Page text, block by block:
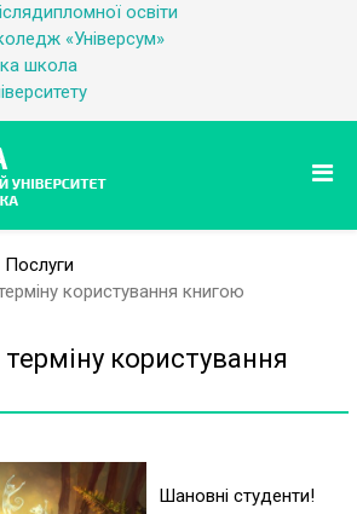
освіти
«Універсум»
школа
Послуги
користування книгою
користування
Шановні студенти!